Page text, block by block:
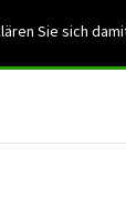
Sie sich
03501-